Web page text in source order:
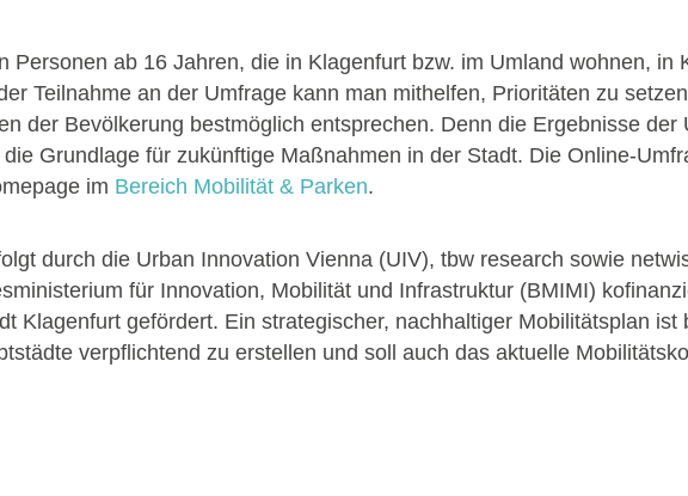
Personen ab 16 Jahren, die in Klagenfurt bzw. im Umland wohnen, in
Teilnahme an der Umfrage kann man mithelfen, Prioritäten zu
der Bevölkerung bestmöglich entsprechen. Denn die Ergebnisse
Grundlage für zukünftige Maßnahmen in der Stadt. Die Online-
im Bereich Mobilität & Parken.
durch die Urban Innovation Vienna (UIV), tbw research sowie
für Innovation, Mobilität und Infrastruktur (BMIMI)
Klagenfurt gefördert. Ein strategischer, nachhaltiger Mobilitätsplan ist
verpflichtend zu erstellen und soll auch das aktuelle